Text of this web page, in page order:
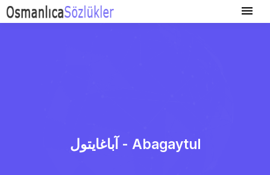
آباغایتول - Abagaytul